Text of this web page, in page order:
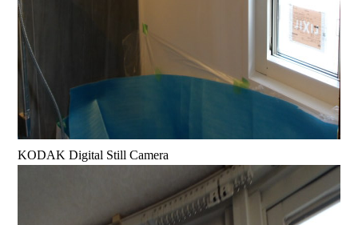
KODAK Digital Still Camera